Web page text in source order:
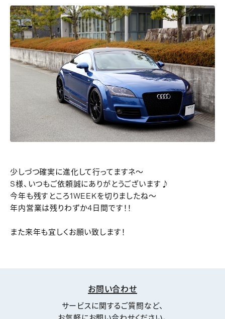
少しづつ確実に進化して行ってますネ～
S様、いつもご依頼誠にありがとうございます♪
今年も残すところ1WEEKを切りましたね～
年内営業は残りわずか4日間です！！
また来年も宜しくお願い致します！
お問い合わせ
サービスに関するご質問など、